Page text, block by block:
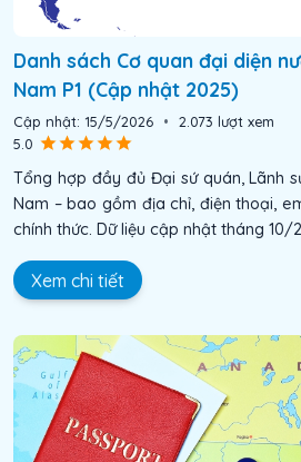
Danh sách Cơ quan đại diện
Nam P1 (Cập nhật 2025)
Cập nhật: 15/5/2026 • 2.073 lượt xem
5.0
Tổng hợp đầy đủ Đại sứ quán, Lãnh
Nam – bao gồm địa chỉ, điện thoại,
chính thức. Dữ liệu cập nhật tháng 10/
Xem chi tiết